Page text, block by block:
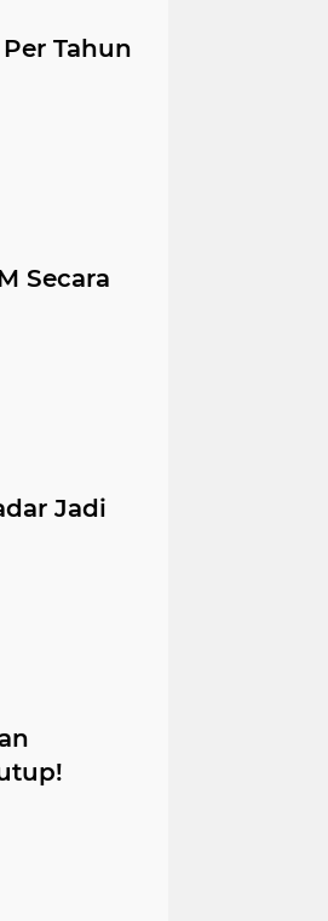
Tahun
Secara
Jadi